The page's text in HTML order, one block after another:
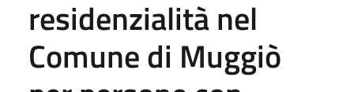
residenzialità nel
Comune di Muggiò